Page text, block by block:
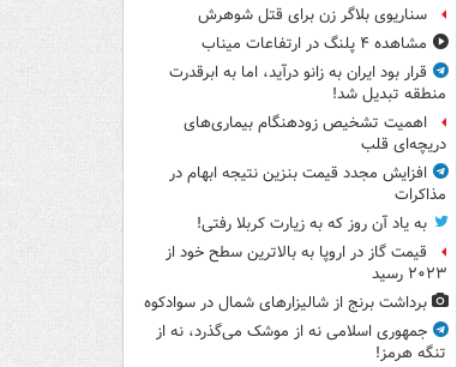
سناریوی بلاگر زن برای قتل شوهرش
مشاهده ۴ پلنگ در ارتفاعات میناب
قرار بود ایران به زانو درآید، اما به ابرقدرت
منطقه تبدیل شد!
اهمیت تشخیص زودهنگام بیماری‌های
دریچه‌ای قلب
افزایش مجدد قیمت بنزین نتیجه ابهام در
مذاکرات
به یاد آن روز که به زیارت کربلا رفتی!
قیمت گاز در اروپا به بالاترین سطح خود از
۲۰۲۳ رسید
برداشت برنج از شالیزارهای شمال در سوادکوه
جمهوری اسلامی نه از موشک می‌گذرد، نه از
تنگه هرمز!